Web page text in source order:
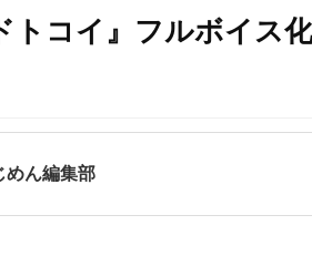
トコイ』フルボイス
めん編集部